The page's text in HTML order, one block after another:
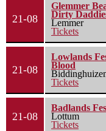
21-08
Glemmer
Dirty
Lemmer
Tickets
21-08
Lowlands
Blood
Tickets
21-08
Badlands
Lottum
Tickets